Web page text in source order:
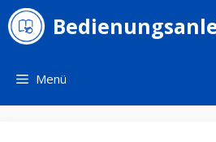
Zum
Inhalt
springen
Menü